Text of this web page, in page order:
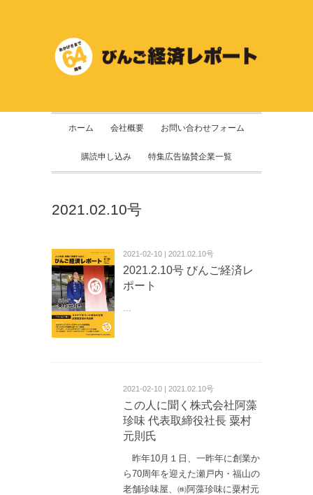
ホーム 会社概要 お問い合わせフォーム
購読申し込み 特集広告協賛企業一覧
2021.02.10号
2021-02-10 | 2021.02.10号
2021.2.10号 びんご経済レ
ポート
...
2021-02-10 | 2021.02.10号
この人に聞く株式会社阿藻
珍味 代表取締役社長 粟村
元則氏
昨年10月１日、一昨年に創業か
ら70周年を迎えた瀬戸内・福山の
老舗珍味屋、㈱阿藻珍味に粟村元